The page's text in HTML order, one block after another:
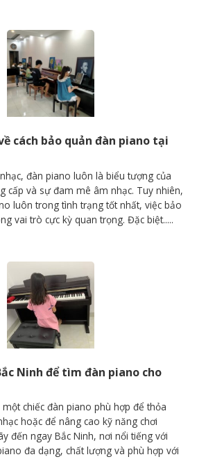
cách bảo quản đàn piano tại
đàn piano luôn là biểu tượng của
cấp và sự đam mê âm nhạc. Tuy nhiên,
luôn trong tình trạng tốt nhất, việc bảo
vai trò cực kỳ quan trọng. Đặc biệt.....
Ninh để tìm đàn piano cho
chiếc đàn piano phù hợp để thỏa
hoặc để nâng cao kỹ năng chơi
đến ngay Bắc Ninh, nơi nổi tiếng với
đa dạng, chất lượng và phù hợp với